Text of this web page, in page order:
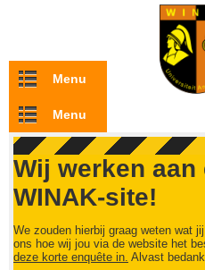
Overslaan en naar de inhoud gaan
Menu
Menu
Wij werken aan
WINAK-site!
We zouden hierbij graag weten wat
ons hoe wij jou via de website het
deze korte enquête in. Alvast